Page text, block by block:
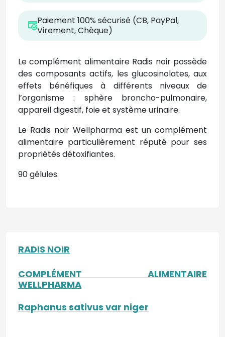
Paiement 100% sécurisé (CB, PayPal,
Virement, Chèque)
Le complément alimentaire Radis noir possède
des composants actifs, les glucosinolates, aux
effets bénéfiques à différents niveaux de
l’organisme : sphère broncho-pulmonaire,
appareil digestif, foie et système urinaire.
Le Radis noir Wellpharma est un complément
alimentaire particulièrement réputé pour ses
propriétés détoxifiantes.
90 gélules.
RADIS NOIR
COMPLÉMENT ALIMENTAIRE
WELLPHARMA
Raphanus sativus var niger